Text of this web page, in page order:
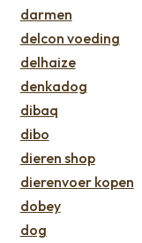
darmen
delcon voeding
delhaize
denkadog
dibaq
dibo
dieren shop
dierenvoer kopen
dobey
dog